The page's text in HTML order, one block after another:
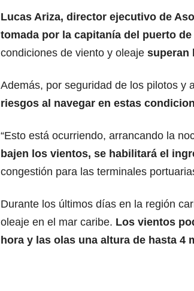
Lucas Ariza, director ejecutivo de
tomada por la capitanía del puerto
condiciones de viento y oleaje superan
Además, por seguridad de los pilotos y
riesgos al navegar en estas
“Esto está ocurriendo, arrancando la
bajen los vientos, se habilitará el
congestión para las terminales
Durante los últimos días en la región
oleaje en el mar caribe. Los vientos
hora y las olas una altura de hasta 4